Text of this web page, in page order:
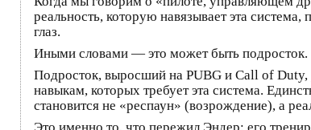
реальность, которую навязывает эта
глаз.
Иными словами — это может быть подросток.
Подросток, выросший на PUBG и Call of
навыкам, которых требует эта система.
становится не «респаун» (возрождение), а